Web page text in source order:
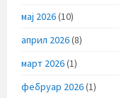
мај 2026(10)
април 2026(8)
март 2026(1)
фебруар 2026(1)